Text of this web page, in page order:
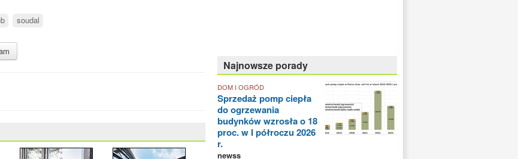
soudal
Najnowsze porady
DOM I OGRÓD
Sprzedaż pomp ciepła
do ogrzewania
budynków wzrosła o 18
proc. w I półroczu 2026
r.
newss